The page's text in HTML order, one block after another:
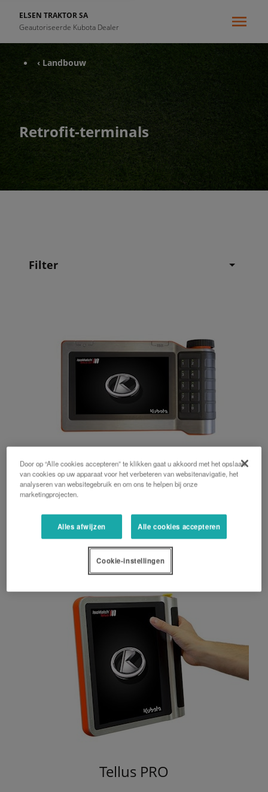
ELSEN TRAKTOR SA
Geautoriseerde Kubota Dealer
‹ Landbouw
Retrofit-terminals
Filter
Tellus GO
Maak van uw niet-ISOBUS-tractor een ISOBUS-
Tellus PRO
Door op “Alle cookies accepteren” te klikken gaat u akkoord met het opslaan
van cookies op uw apparaat voor het verbeteren van websitenavigatie, het
analyseren van websitegebruik en om ons te helpen bij onze
marketingprojecten.
Alles afwijzen Alle cookies accepteren
Cookie-instellingen